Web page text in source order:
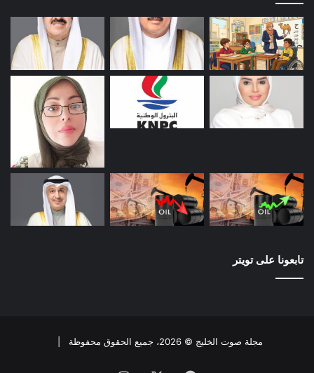
تابعونا على تويتر
مجلة صوت الخليج © 2026، جميع الحقوق محفوظة |